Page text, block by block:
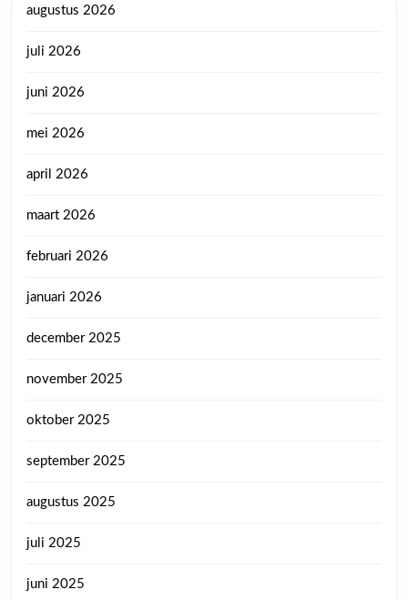
augustus 2026
juli 2026
juni 2026
mei 2026
april 2026
maart 2026
februari 2026
januari 2026
december 2025
november 2025
oktober 2025
september 2025
augustus 2025
juli 2025
juni 2025